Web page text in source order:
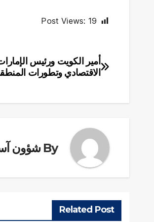
Post Views: 19
تصفّح
أمير الكويت ورئيس
الاقتصادي وتطورات
By شؤون
Related Post